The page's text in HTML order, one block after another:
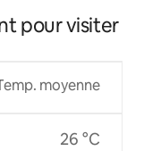
pour visiter
moyenne
26 °C